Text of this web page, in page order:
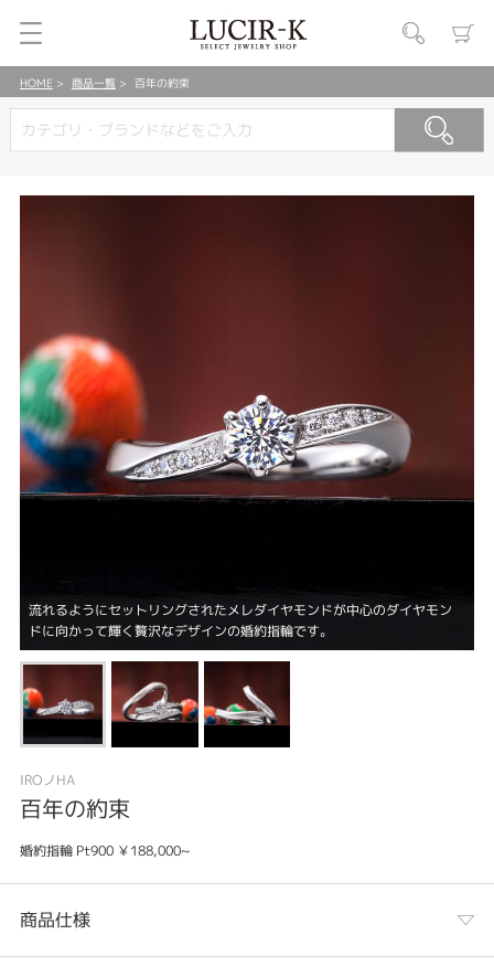
HOME 商品一覧 百年の約束
流れるようにセットリングされたメレダイヤモンドが中心のダイヤモン
ドに向かって輝く贅沢なデザインの婚約指輪です。
IROノHA
百年の約束
婚約指輪 Pt900 ￥188,000~
商品仕様